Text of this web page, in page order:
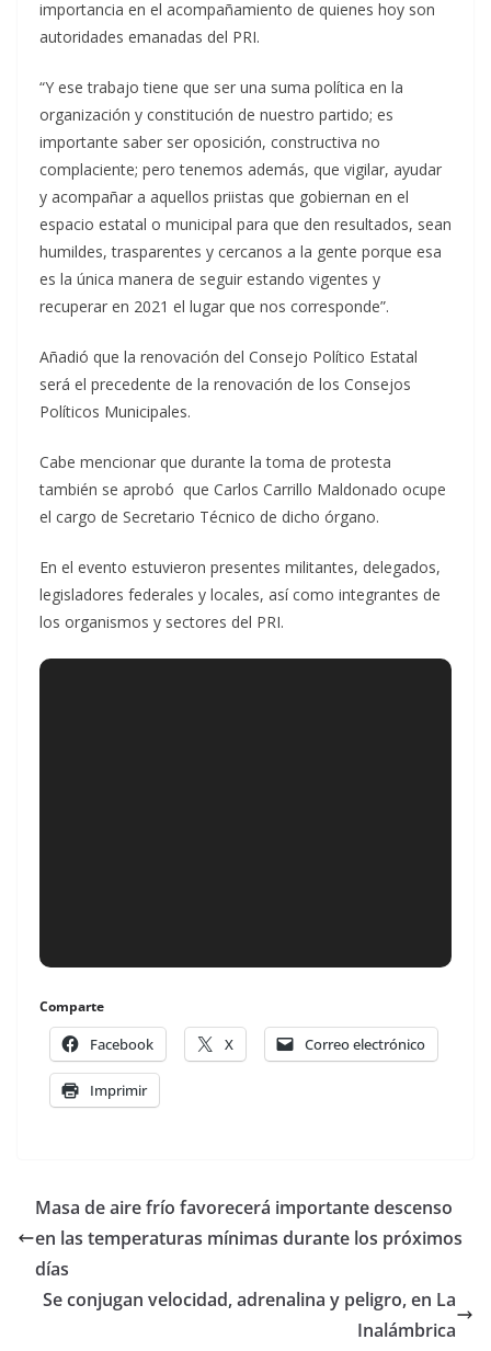
importancia en el acompañamiento de quienes hoy son
autoridades emanadas del PRI.
“Y ese trabajo tiene que ser una suma política en la
organización y constitución de nuestro partido; es
importante saber ser oposición, constructiva no
complaciente; pero tenemos además, que vigilar, ayudar
y acompañar a aquellos priistas que gobiernan en el
espacio estatal o municipal para que den resultados, sean
humildes, trasparentes y cercanos a la gente porque esa
es la única manera de seguir estando vigentes y
recuperar en 2021 el lugar que nos corresponde”.
Añadió que la renovación del Consejo Político Estatal
será el precedente de la renovación de los Consejos
Políticos Municipales.
Cabe mencionar que durante la toma de protesta
también se aprobó que Carlos Carrillo Maldonado ocupe
el cargo de Secretario Técnico de dicho órgano.
En el evento estuvieron presentes militantes, delegados,
legisladores federales y locales, así como integrantes de
los organismos y sectores del PRI.
Comparte
Facebook X Correo electrónico
Imprimir
Masa de aire frío favorecerá importante descenso
en las temperaturas mínimas durante los próximos
días
Se conjugan velocidad, adrenalina y peligro, en La
Inalámbrica